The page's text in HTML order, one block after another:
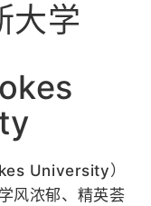
大学
University）
风浓郁、精英荟